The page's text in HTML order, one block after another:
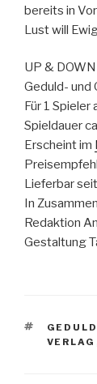
bereits in
Lust will
UP &
Geduld- und
Für 1 Spieler
Spieldauer
Erscheint im
Lieferbar
In
Redaktion
Gestaltung
VERLAG